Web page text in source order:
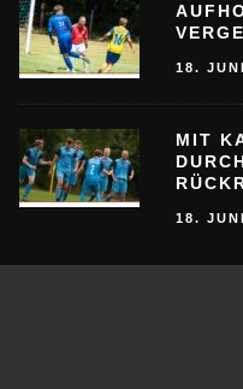
18.
MIT
18.